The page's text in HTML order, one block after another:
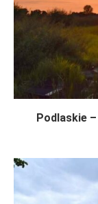
Podlaskie